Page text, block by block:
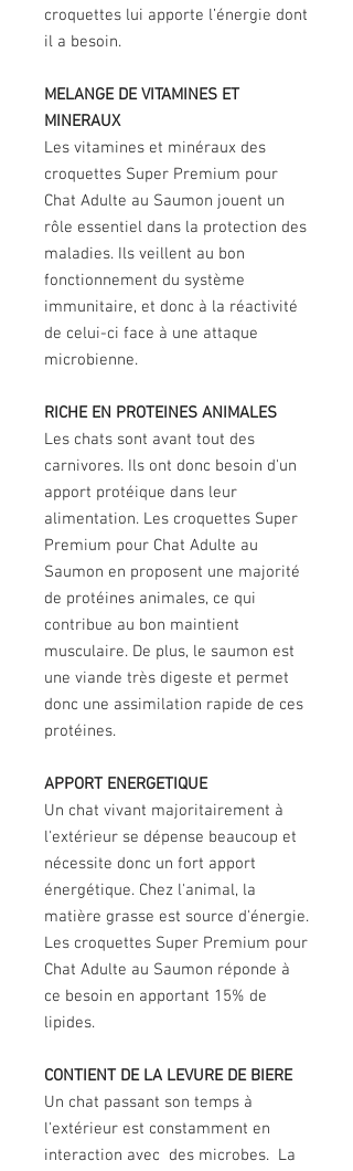
croquettes lui apporte l’énergie dont
il a besoin.
MELANGE DE VITAMINES ET
MINERAUX
Les vitamines et minéraux des
croquettes Super Premium pour
Chat Adulte au Saumon jouent un
rôle essentiel dans la protection des
maladies. Ils veillent au bon
fonctionnement du système
immunitaire, et donc à la réactivité
de celui-ci face à une attaque
microbienne.
RICHE EN PROTEINES ANIMALES
Les chats sont avant tout des
carnivores. Ils ont donc besoin d'un
apport protéique dans leur
alimentation. Les croquettes Super
Premium pour Chat Adulte au
Saumon en proposent une majorité
de protéines animales, ce qui
contribue au bon maintient
musculaire. De plus, le saumon est
une viande très digeste et permet
donc une assimilation rapide de ces
protéines.
APPORT ENERGETIQUE
Un chat vivant majoritairement à
l'extérieur se dépense beaucoup et
nécessite donc un fort apport
énergétique. Chez l'animal, la
matière grasse est source d'énergie.
Les croquettes Super Premium pour
Chat Adulte au Saumon réponde à
ce besoin en apportant 15% de
lipides.
CONTIENT DE LA LEVURE DE BIERE
Un chat passant son temps à
l'extérieur est constamment en
interaction avec des microbes. La